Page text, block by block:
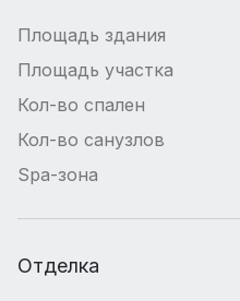
Площадь здания
Площадь участка
Кол-во спален
Кол-во санузлов
Spa-зона
Отделка